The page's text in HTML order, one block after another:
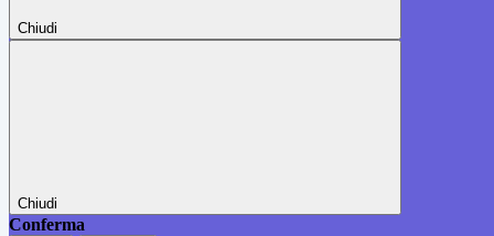
Chiudi
Chiudi
Conferma